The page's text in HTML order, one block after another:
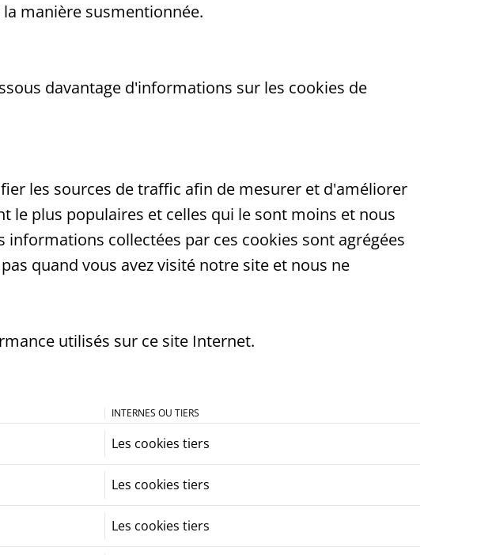
manière susmentionnée.
davantage d'informations sur les cookies de
les sources de traffic afin de mesurer et d'améliorer
le plus populaires et celles qui le sont moins et nous
collectées par ces cookies sont agrégées
quand vous avez visité notre site et nous ne
utilisés sur ce site Internet.
INTERNES OU TIERS
Les cookies tiers
Les cookies tiers
Les cookies tiers